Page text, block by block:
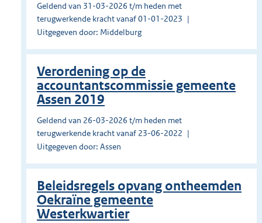
Geldend van 31-03-2026 t/m heden met
terugwerkende kracht vanaf 01-01-2023
Uitgegeven door: Middelburg
Verordening op de
accountantscommissie gemeente
Assen 2019
Geldend van 26-03-2026 t/m heden met
terugwerkende kracht vanaf 23-06-2022
Uitgegeven door: Assen
Beleidsregels opvang ontheemden
Oekraïne gemeente
Westerkwartier